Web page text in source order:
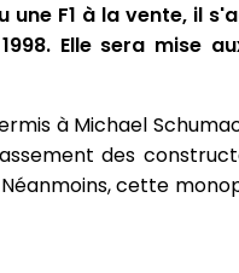
une F1 à la vente, il
Elle sera mise
à Michael
des
cette